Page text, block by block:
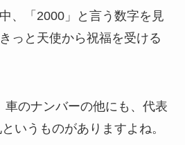
、「2000」と言う数字を見
っと天使から祝福を受ける
車のナンバーの他にも、代表
いうものがありますよね。